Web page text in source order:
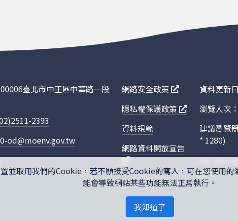
臺北市中正區中華路一段
2393
od@moenv.gov.tw
網路安全政策
隱私權保護政策
資料規範
網路資料開放宣告
資料更新
瀏覽人次
建議瀏覽
* 1280)
apply.
並取用我們的Cookie，若不願接受Cookie的寫入，可在您使用
能會導致網站某些功能無法正常執行。
我知道了